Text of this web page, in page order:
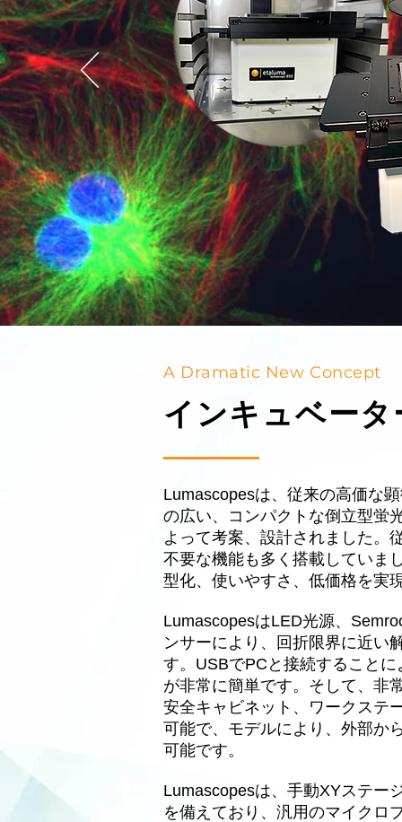
A Dramatic New Concept
インキュベー
Lumascopesは、従来の高価な
の広い、コンパクトな倒立型蛍
よって考案、設計されました。
不要な機能も多く搭載していま
型化、使いやすさ、低価格を実
LumascopesはLED光源、
ンサーにより、回折限界に近い
す。USBでPCと接続すること
が非常に簡単です。そして、非
安全キャビネット、ワークステ
可能で、モデルにより、外部か
可能です。
Lumascopesは、手動XYステー
を備えており、汎用のマイクロ